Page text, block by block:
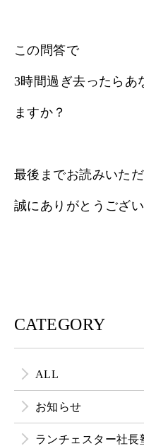
この問答で
3時間過ぎ去ったらあ
ますか？
最後までお読みいただ
誠にありがとうござい
CATEGORY
ALL
お知らせ
ランチェスター社長